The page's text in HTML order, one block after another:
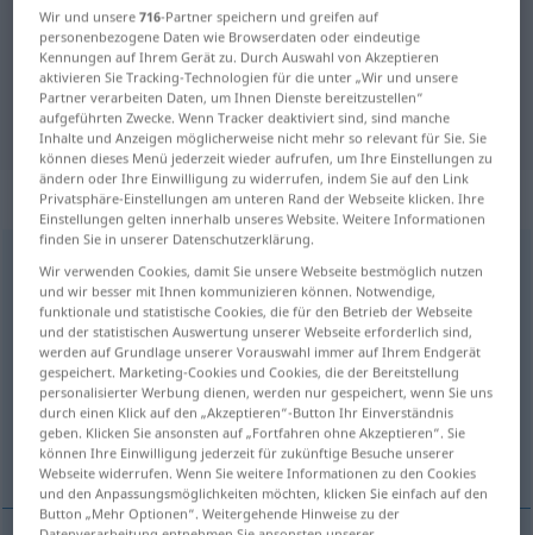
Spanisch-Deutsch Übersetzung für
"avance"
"avance" Deutsch Übersetzung
„avance“: masculino
avance [aˈβanθe] m
Übersicht aller Übersetzungen
(Für mehr Details die Übersetzung anklicken/antippen)
Vorrücken, Fortschritt, Vorschau, Vormarsch
Zwischenbilanz, Voranschlag
Wir und unsere716-Partner speichern und greifen auf
personenbezogene Daten wie Browserdaten oder eindeutige
Kennungen auf Ihrem Gerät zu. Durch Auswahl von Akzeptieren
aktivieren Sie Tracking-Technologien für die unter „Wir und unsere
Partner verarbeiten Daten, um Ihnen Dienste bereitzustellen“
aufgeführten Zwecke. Wenn Tracker deaktiviert sind, sind manche
Inhalte und Anzeigen möglicherweise nicht mehr so relevant für Sie. Sie
können dieses Menü jederzeit wieder aufrufen, um Ihre Einstellungen zu
ändern oder Ihre Einwilligung zu widerrufen, indem Sie auf den Link
Privatsphäre-Einstellungen am unteren Rand der Webseite klicken. Ihre
Einstellungen gelten innerhalb unseres Website. Weitere Informationen
finden Sie in unserer Datenschutzerklärung.
Wir verwenden Cookies, damit Sie unsere Webseite bestmöglich nutzen
und wir besser mit Ihnen kommunizieren können. Notwendige,
funktionale und statistische Cookies, die für den Betrieb der Webseite
und der statistischen Auswertung unserer Webseite erforderlich sind,
werden auf Grundlage unserer Vorauswahl immer auf Ihrem Endgerät
gespeichert. Marketing-Cookies und Cookies, die der Bereitstellung
personalisierter Werbung dienen, werden nur gespeichert, wenn Sie uns
durch einen Klick auf den „Akzeptieren“-Button Ihr Einverständnis
geben. Klicken Sie ansonsten auf „Fortfahren ohne Akzeptieren“. Sie
können Ihre Einwilligung jederzeit für zukünftige Besuche unserer
Webseite widerrufen. Wenn Sie weitere Informationen zu den Cookies
und den Anpassungsmöglichkeiten möchten, klicken Sie einfach auf den
Button „Mehr Optionen“. Weitergehende Hinweise zu der